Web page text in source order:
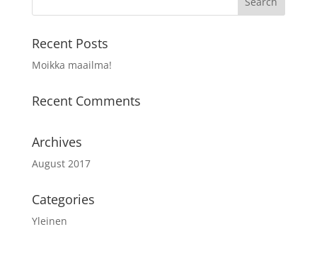
Recent Posts
Moikka maailma!
Recent Comments
Archives
August 2017
Categories
Yleinen